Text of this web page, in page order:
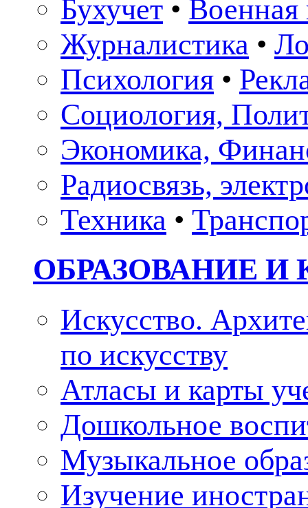
Бухучет • Военная
Журналистика •
Психология •
Социология,
Экономика,
Радиосвязь,
Техника •
ОБРАЗОВАНИЕ И
Искусство.
по искусству
Атласы и карты
Дошкольное
Музыкальное
Изучение